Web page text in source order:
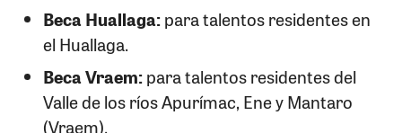
Beca Huallaga:para talentos residentes en
el Huallaga.
Beca Vraem:para talentos residentes del
Valle de los ríos Apurímac, Ene y Mantaro
(Vraem).